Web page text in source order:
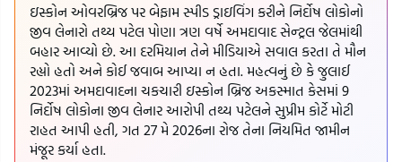
ઇસ્કોન ઓવરબ્રિજ પર બેફામ સ્પીડ ડ્રાઇવિંગ કરીને નિર્દોષ લોકોનો
જીવ લેનારો તથ્ય પટેલ પોણા ત્રણ વર્ષે અમદાવાદ સેન્ટ્રલ જેલમાંથી
બહાર આવ્યો છે. આ દરમિયાન તેને મીડિયાએ સવાલ કરતા તે મૌન
રહ્યો હતો અને કોઈ જવાબ આપ્યા ન હતા. મહત્વનું છે કે જુલાઈ
2023માં અમદાવાદના ચકચારી ઇસ્કોન બ્રિજ અકસ્માત કેસમાં 9
નિર્દોષ લોકોના જીવ લેનાર આરોપી તથ્ય પટેલને સુપ્રીમ કોર્ટે મોટી
રાહત આપી હતી, ગત 27 મે 2026ના રોજ તેના નિયમિત જામીન
મંજૂર કર્યા હતા.